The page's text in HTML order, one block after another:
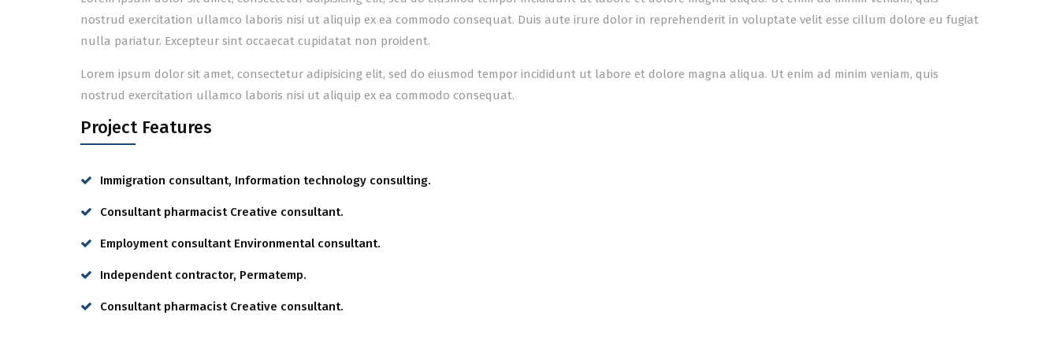
nostrud exercitation ullamco laboris nisi ut aliquip ex ea commodo consequat. Duis aute irure dolor in reprehenderit in voluptate velit esse cillum dolore eu fugiat
nulla pariatur. Excepteur sint occaecat cupidatat non proident.
Lorem ipsum dolor sit amet, consectetur adipisicing elit, sed do eiusmod tempor incididunt ut labore et dolore magna aliqua. Ut enim ad minim veniam, quis
nostrud exercitation ullamco laboris nisi ut aliquip ex ea commodo consequat.
Project Features
Immigration consultant, Information technology consulting.
Consultant pharmacist Creative consultant.
Employment consultant Environmental consultant.
Independent contractor, Permatemp.
Consultant pharmacist Creative consultant.